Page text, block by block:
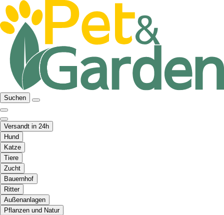
Suchen
Versandt in 24h
Hund
Katze
Tiere
Zucht
Bauernhof
Ritter
Außenanlagen
Pflanzen und Natur